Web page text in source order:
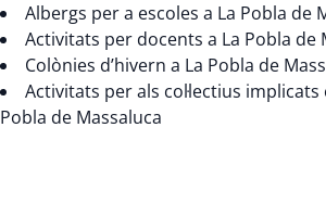
Albergs per a escoles a La Pobla de
Activitats per docents a La Pobla de
Colònies d’hivern a La Pobla de
Activitats per als col·lectius implicats
Pobla de Massaluca